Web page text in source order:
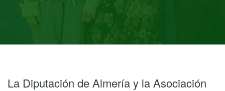
La Diputación de Almería y la Asociación